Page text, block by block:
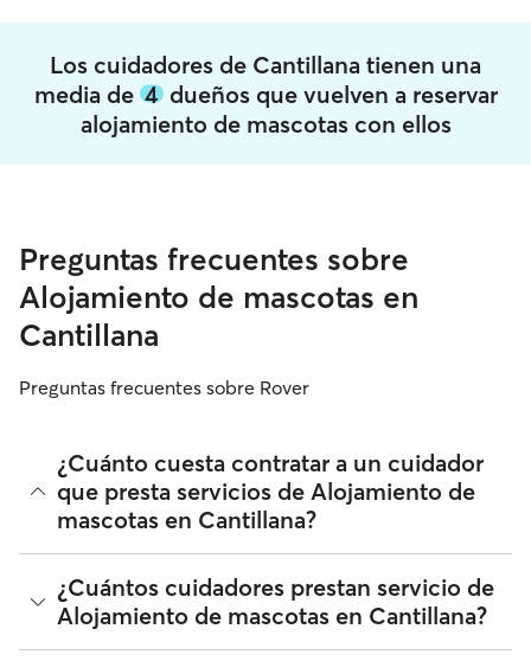
Los cuidadores de Cantillana tienen una
media de 4dueños que vuelven a reservar
alojamiento de mascotas con ellos
Preguntas frecuentes sobre
Alojamiento de mascotas en
Cantillana
Preguntas frecuentes sobre Rover
¿Cuánto cuesta contratar a un cuidador
que presta servicios de Alojamiento de
mascotas en Cantillana?
A fecha de agosto 2026, el coste medio del Alojamiento de
mascotas en Cantillana es de 20 por noche, incluidas las
tarifas de servicio. Los cuidadores en Rover establecen sus
propias tarifas según sus cualificaciones, las necesidades de
¿Cuántos cuidadores prestan servicio de
Alojamiento de mascotas en Cantillana?